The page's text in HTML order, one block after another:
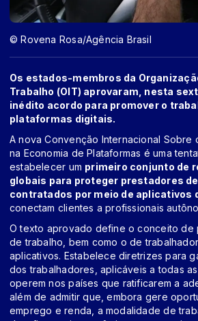
© Rovena Rosa/Agência Brasil
Os estados-membros da
Trabalho (OIT) aprovaram, nesta
inédito acordo para promover o
plataformas digitais.
A nova Convenção Internacional Sobre
na Economia de Plataformas é uma
estabelecer um primeiro conjunto de
globais para proteger prestadores
contratados por meio de aplicativos
conectam clientes a profissionais
O texto aprovado define o conceito de
de trabalho, bem como o de
aplicativos. Estabelece diretrizes para
dos trabalhadores, aplicáveis a todas
operem nos países que ratificarem a
além de admitir que, embora gere
emprego e renda, a modalidade de